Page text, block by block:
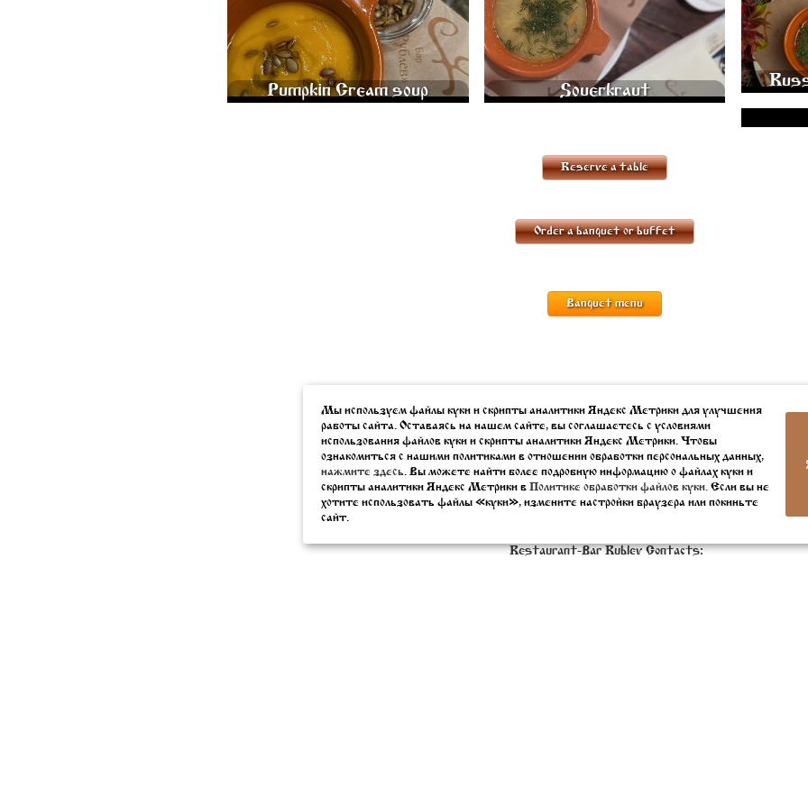
Pumpkin Cream soup Souerkraut
"ROYAL"
Reserve a table
Order a banquet or buffet
Banquet menu
Tel. ☎ +7 (911) 380-20-20
+7 (911) 893 08 27
+7 (8112) 79 45 05
Написать нам
Restaurant-Bar RublevContacts:
Мы используем файлы куки и скрипты аналитики Яндекс Метрики для улучшения
работы сайта. Оставаясь на нашем сайте, вы соглашаетесь с условиями
использования файлов куки и скрипты аналитики Яндекс Метрики. Чтобы
ознакомиться с нашими политиками в отношении обработки персональных данных,
нажмите здесь. Вы можете найти более подробную информацию о файлах куки и
скрипты аналитики Яндекс Метрики в Политике обработки файлов куки. Если вы не
хотите использовать файлы «куки», измените настройки браузера или покиньте
сайт.